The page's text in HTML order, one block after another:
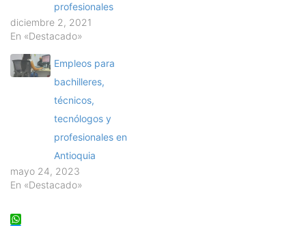
profesionales
diciembre 2, 2021
En «Destacado»
Empleos para
bachilleres,
técnicos,
tecnólogos y
profesionales en
Antioquia
mayo 24, 2023
En «Destacado»